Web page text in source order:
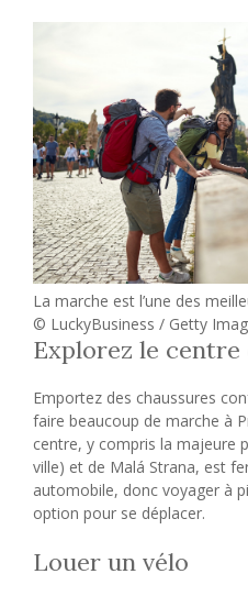
La marche est l’une des
© LuckyBusiness / Getty
Explorez le centre
Emportez des chaussures
faire beaucoup de marche à
centre, y compris la majeure
ville) et de Malá Strana, est
automobile, donc voyager à
option pour se déplacer.
Louer un vélo